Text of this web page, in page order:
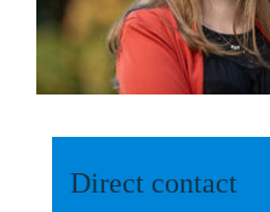
Direct contact